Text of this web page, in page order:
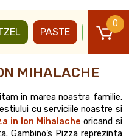
PASTE BURGERI
0
MIHALACHE
in marea noastra familie.
cu serviciile noastre si
in Ion Mihalache oricand si
Gambino’s Pizza reprezinta